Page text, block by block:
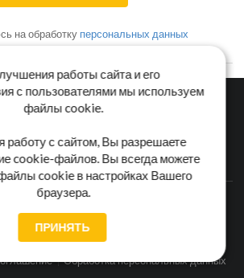
на обработку персональных данных
Блог Доставка и оплата
Контакты
пластика
Универсальные
Обработка персональных данных
работы сайта и его
с пользователями мы используем
файлы cookie.
работу с сайтом, Вы разрешаете
cookie-файлов. Вы всегда можете
cookie в настройках Вашего
браузера.
ПРИНЯТЬ